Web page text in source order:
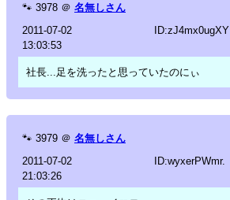
🐾 3978 ＠ 名無しさん
2011-07-02
13:03:53
ID:zJ4mx0ugXY
社長...足を洗ったと思っていたのにぃ
🐾 3979 ＠ 名無しさん
2011-07-02
21:03:26
ID:wyxerPWmr.